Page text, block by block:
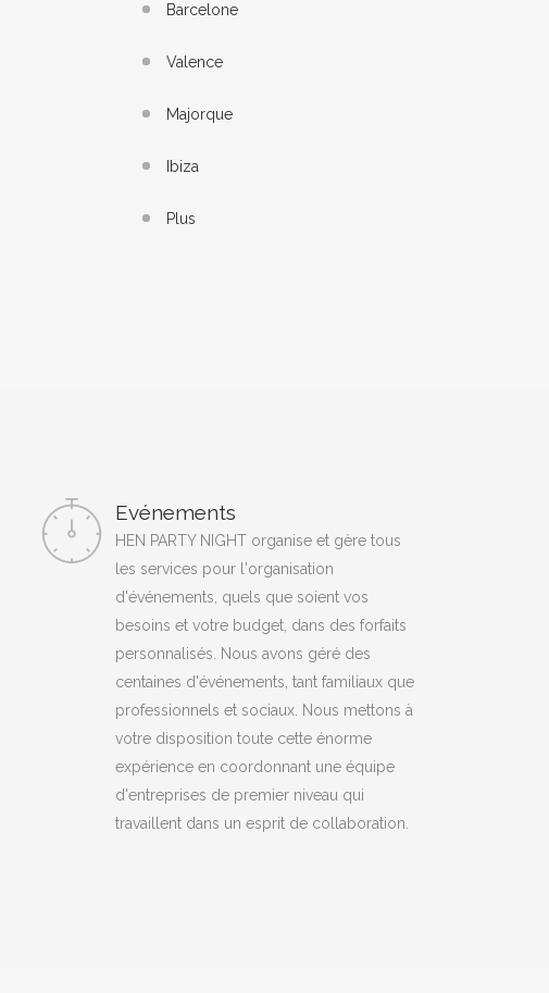
Barcelone
Valence
Majorque
Ibiza
Plus
Evénements
HEN PARTY NIGHT organise et gère tous
les services pour l'organisation
d'événements, quels que soient vos
besoins et votre budget, dans des forfaits
personnalisés. Nous avons géré des
centaines d'événements, tant familiaux que
professionnels et sociaux. Nous mettons à
votre disposition toute cette énorme
expérience en coordonnant une équipe
d'entreprises de premier niveau qui
travaillent dans un esprit de collaboration.